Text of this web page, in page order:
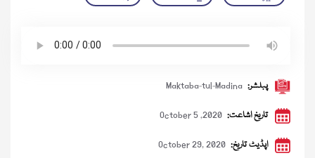
پبلشر: Maktaba-tul-Madina
تاریخ اشاعت: October 5 ,2020
اپڈیٹ تاریخ: October 29, 2020